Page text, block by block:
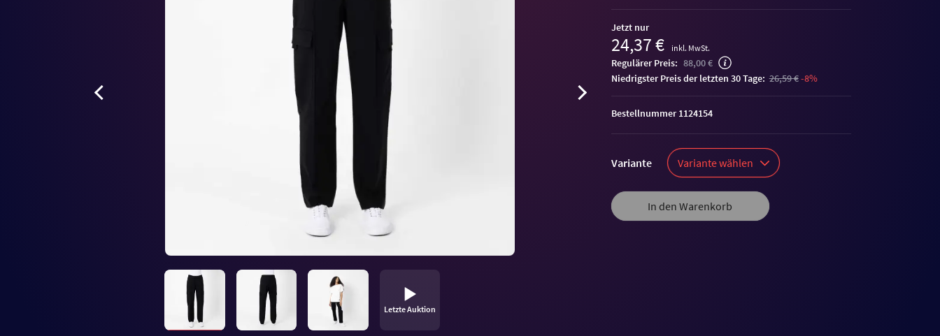
Letzte Auktion
Jetzt nur
24,37 € inkl. MwSt.
Regulärer Preis: 88,00 €
niedrigster Preis der letzten 30 Tage: 26,59 €-8%
Variante Variante wählen
In den Warenkorb
Bestellnummer 1124154